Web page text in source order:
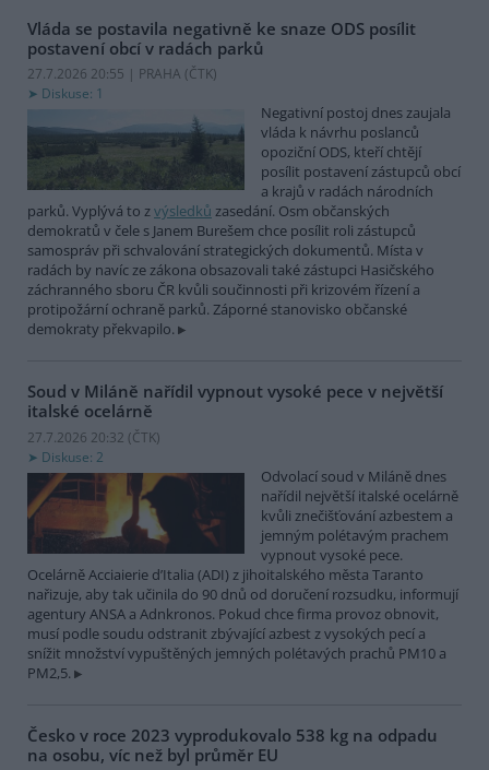
Vláda se postavila negativně ke snaze ODS posílit
postavení obcí v radách parků
27.7.2026 20:55 | PRAHA (ČTK)
Diskuse: 1
Negativní postoj dnes zaujala
vláda k návrhu poslanců
opoziční ODS, kteří chtějí
posílit postavení zástupců obcí
a krajů v radách národních
parků. Vyplývá to zvýsledků zasedání. Osm občanských
demokratů v čele s Janem Burešem chce posílit roli zástupců
samospráv při schvalování strategických dokumentů. Místa v
radách by navíc ze zákona obsazovali také zástupci Hasičského
záchranného sboru ČR kvůli součinnosti při krizovém řízení a
protipožární ochraně parků. Záporné stanovisko občanské
demokraty překvapilo.
Soud v Miláně nařídil vypnout vysoké pece v největší
italské ocelárně
27.7.2026 20:32 (ČTK)
Diskuse: 2
Odvolací soud v Miláně dnes
nařídil největší italské ocelárně
kvůli znečišťování azbestem a
jemným polétavým prachem
vypnout vysoké pece.
Ocelárně Acciaierie d’Italia (ADI) z jihoitalského města Taranto
nařizuje, aby tak učinila do 90 dnů od doručení rozsudku, informují
agentury ANSA a Adnkronos. Pokud chce firma provoz obnovit,
musí podle soudu odstranit zbývající azbest z vysokých pecí a
snížit množství vypuštěných jemných polétavých prachů PM10 a
PM2,5.
Česko v roce 2023 vyprodukovalo 538 kg na odpadu
na osobu, víc než byl průměr EU